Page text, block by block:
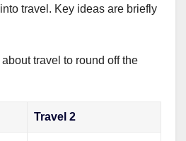
travel. Key ideas are briefly
travel to round off the
Travel 2